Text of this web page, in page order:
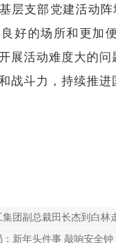
层支部党建活动
好的场所和更加
展活动难度大的问
战斗力，持续推
集团副总裁田长杰到白林
：新年头件事 敲响安全钟